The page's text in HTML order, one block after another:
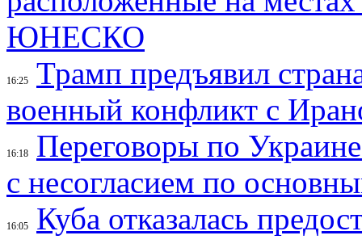
ЮНЕСКО
16:25
Трамп предъявил
военный конфликт с
16:18
Переговоры по
с несогласием по
16:05
Куба отказалась